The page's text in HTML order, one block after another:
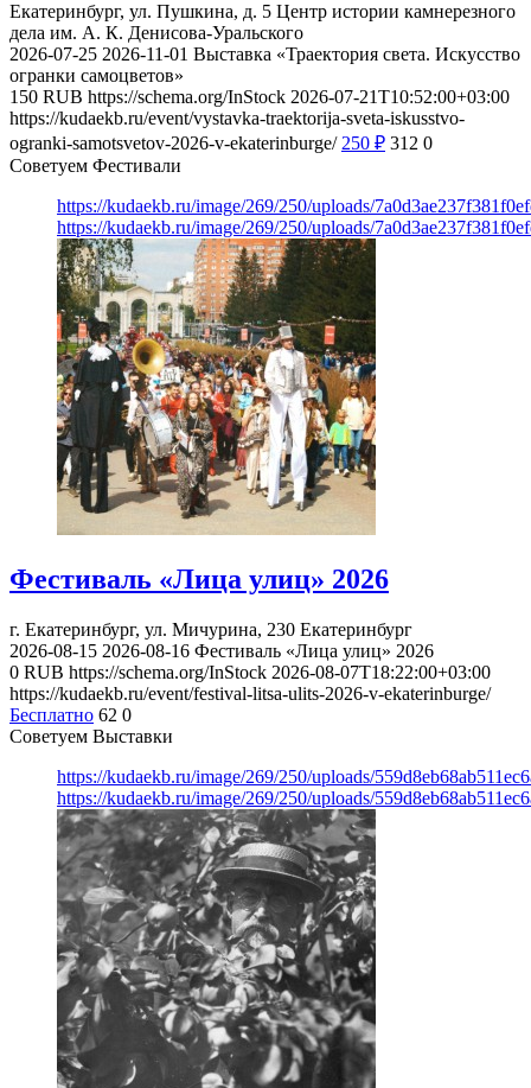
Екатеринбург, ул. Пушкина, д. 5 Центр истории камнерезного
дела им. А. К. Денисова-Уральского
2026-07-25 2026-11-01 Выставка «Траектория света. Искусство
огранки самоцветов»
150 RUB https://schema.org/InStock 2026-07-21T10:52:00+03:00
https://kudaekb.ru/event/vystavka-traektorija-sveta-iskusstvo-
ogranki-samotsvetov-2026-v-ekaterinburge/ 250 ₽ 312 0
Советуем Фестивали
https://kudaekb.ru/image/269/250/uploads/
https://kudaekb.ru/image/269/250/uploads/
Фестиваль «Лица улиц» 2026
г. Екатеринбург, ул. Мичурина, 230 Екатеринбург
2026-08-15 2026-08-16 Фестиваль «Лица улиц» 2026
0 RUB https://schema.org/InStock 2026-08-07T18:22:00+03:00
https://kudaekb.ru/event/festival-litsa-ulits-2026-v-ekaterinburge/
Бесплатно 62 0
Советуем Выставки
https://kudaekb.ru/image/269/250/uploads/
https://kudaekb.ru/image/269/250/uploads/